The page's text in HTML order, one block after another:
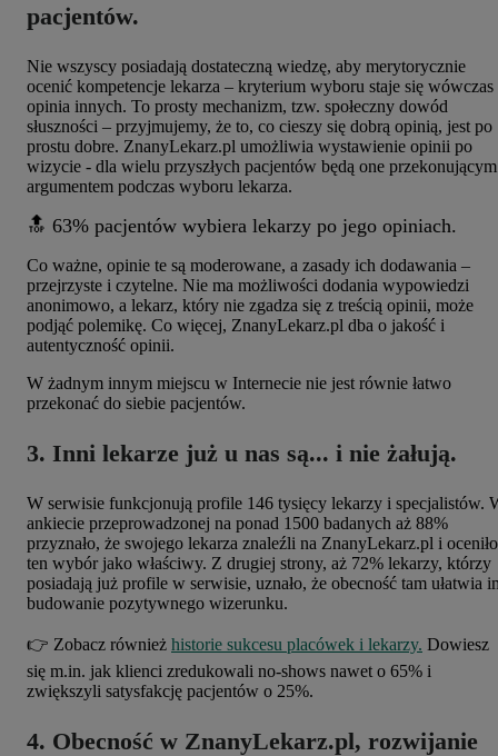
pacjentów.
Nie wszyscy posiadają dostateczną wiedzę, aby merytorycznie
ocenić kompetencje lekarza – kryterium wyboru staje się wówczas
opinia innych. To prosty mechanizm, tzw. społeczny dowód
słuszności – przyjmujemy, że to, co cieszy się dobrą opinią, jest po
prostu dobre. ZnanyLekarz.pl umożliwia wystawienie opinii po
wizycie - dla wielu przyszłych pacjentów będą one przekonującym
argumentem podczas wyboru lekarza.
🔝 63% pacjentów wybiera lekarzy po jego opiniach.
Co ważne, opinie te są moderowane, a zasady ich dodawania –
przejrzyste i czytelne. Nie ma możliwości dodania wypowiedzi
anonimowo, a lekarz, który nie zgadza się z treścią opinii, może
podjąć polemikę. Co więcej, ZnanyLekarz.pl dba o jakość i
autentyczność opinii.
W żadnym innym miejscu w Internecie nie jest równie łatwo
przekonać do siebie pacjentów.
3. Inni lekarze już u nas są... i nie żałują.
W serwisie funkcjonują profile 146 tysięcy lekarzy i specjalistów.
ankiecie przeprowadzonej na ponad 1500 badanych aż 88%
przyznało, że swojego lekarza znaleźli na ZnanyLekarz.pl i oceniło
ten wybór jako właściwy. Z drugiej strony, aż 72% lekarzy, którzy
posiadają już profile w serwisie, uznało, że obecność tam ułatwia
budowanie pozytywnego wizerunku.
👉 Zobacz również historie sukcesu placówek i lekarzy. Dowiesz
się m.in. jak klienci zredukowali no-shows nawet o 65% i
zwiększyli satysfakcję pacjentów o 25%.
4. Obecność w ZnanyLekarz.pl, rozwijanie